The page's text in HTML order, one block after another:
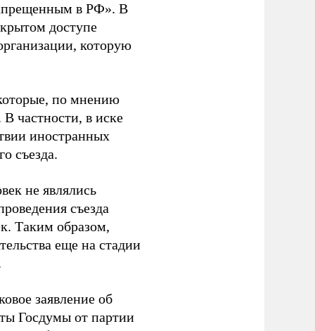
в РФ». В
доступе
которую
по мнению
частности, в иске
иностранных
съезда.
не являлись
съезда
Таким образом,
еще на стадии
заявление об
Госдумы от партии